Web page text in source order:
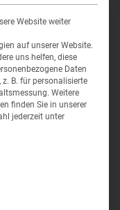
Website weiter
auf unserer Website.
uns helfen, diese
Daten
z. B. für personalisierte
Weitere
finden Sie in unserer
jederzeit unter
für die eine